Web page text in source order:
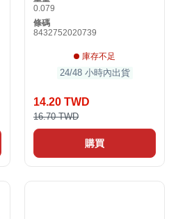
0.079
條碼
8432752020739
庫存不足
24/48 小時內出貨
14.20 TWD
16.70 TWD
購買